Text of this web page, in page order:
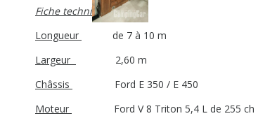
Fiche technique
Longueur
de 7 à 10 m
Largeur
2,60 m
Châssis
Ford E 350 / E 450
Moteur
Ford V 8 Triton 5,4 L de 255 ch